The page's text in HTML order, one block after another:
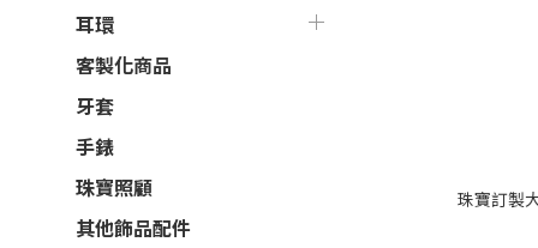
耳環
客製化商品
牙套
手錶
珠寶照顧
其他飾品配件
珠寶訂製